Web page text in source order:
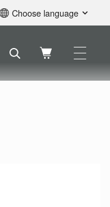
Choose language
Svenska
Nederlands